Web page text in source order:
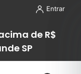
de R$
SP
Entrar